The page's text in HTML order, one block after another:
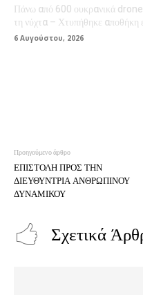
Πάνω από 600 ουκρανικά
τη νύχτα – Χτυπήθηκε αποθήκη
6 Αυγούστου, 2026
Προηγούμενο άρθρο
ΕΠΙΣΤΟΛΗ ΠΡΟΣ ΤΗΝ
ΔΙΕΥΘΥΝΤΡΙΑ ΑΝΘΡΩΠΙΝΟΥ
ΔΥΝΑΜΙΚΟΥ
Σχετικά